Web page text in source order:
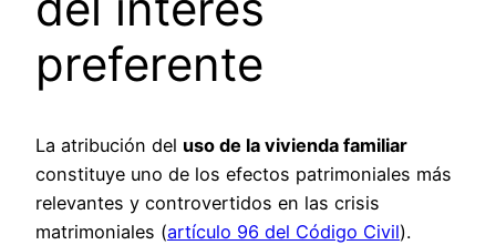
preferente
La atribución del uso de la vivienda familiar
constituye uno de los efectos patrimoniales más
relevantes y controvertidos en las crisis
matrimoniales (artículo 96 del Código Civil).